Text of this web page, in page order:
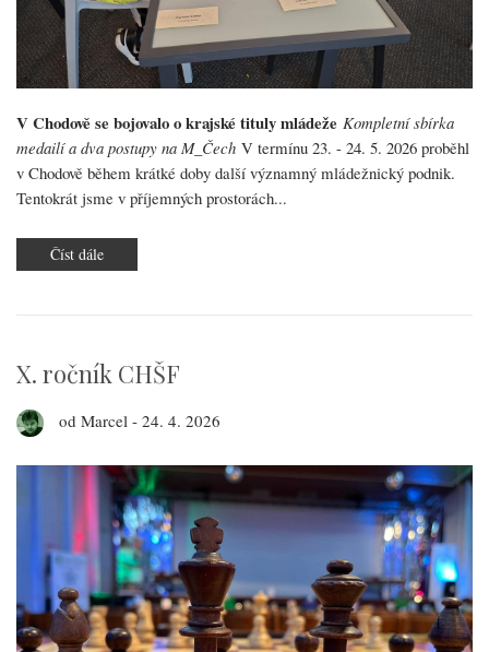
V Chodově se bojovalo o krajské tituly mládeže Kompletní sbírka
medailí a dva postupy na M_Čech V termínu 23. - 24. 5. 2026 proběhl
v Chodově během krátké doby další významný mládežnický podnik.
Tentokrát jsme v příjemných prostorách...
Číst dále
Finále
X. ročník CHŠF
od Marcel - 24. 4. 2026